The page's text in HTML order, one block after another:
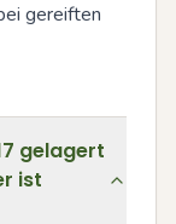
gereiften
gelagert
ist